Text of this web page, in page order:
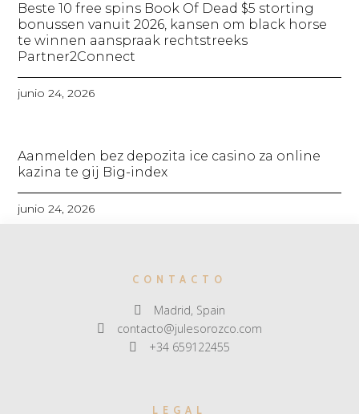
Beste 10 free spins Book Of Dead $5 storting
bonussen vanuit 2026, kansen om black horse
te winnen aanspraak rechtstreeks
Partner2Connect
junio 24, 2026
Aanmelden bez depozita ice casino za online
kazina te gij Big-index
junio 24, 2026
CONTACTO
Madrid, Spain
contacto@julesorozco.com
+34 659122455
LEGAL